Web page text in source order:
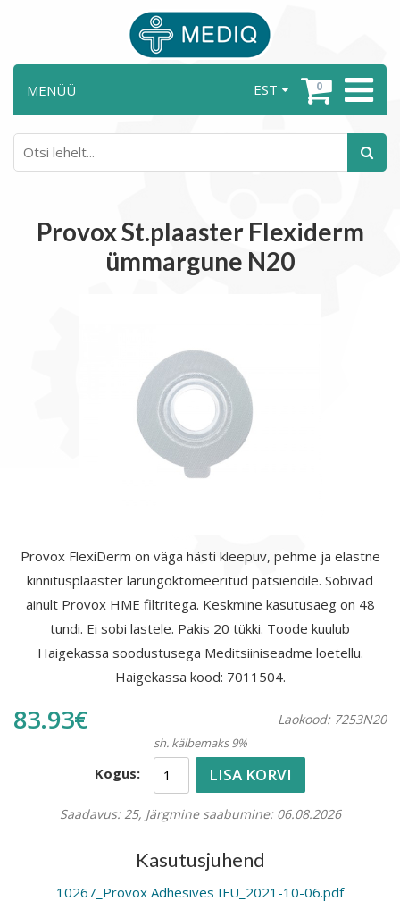
EST 0
MENÜÜ
Provox St.plaaster Flexiderm
ümmargune N20
Provox FlexiDerm on väga hästi kleepuv, pehme ja elastne
kinnitusplaaster larüngoktomeeritud patsiendile. Sobivad
ainult Provox HME filtritega. Keskmine kasutusaeg on 48
tundi. Ei sobi lastele. Pakis 20 tükki. Toode kuulub
Haigekassa soodustusega Meditsiiniseadme loetellu.
Haigekassa kood: 7011504.
83.93€ Laokood: 7253N20
sh. käibemaks 9%
Kogus: LISA KORVI
Saadavus: 25, Järgmine saabumine: 06.08.2026
Kasutusjuhend
10267_Provox Adhesives IFU_2021-10-06.pdf